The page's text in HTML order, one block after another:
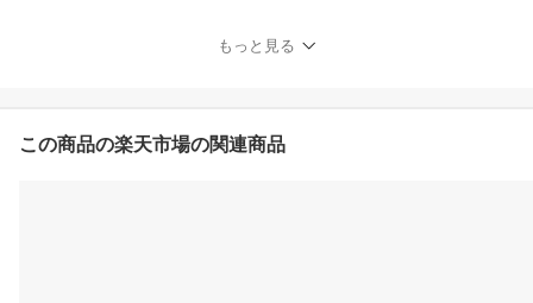
ーム FSSJB74
もっと見る
この商品の楽天市場の関連商品